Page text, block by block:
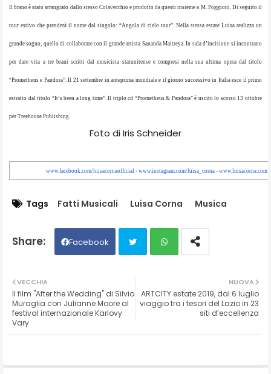
Foto di Iris Schneider
www.facebook.com/luisacornaofficial - www.instagram.com/luisa_corna - www.luisacorna.com
Tags Fatti Musicali Luisa Corna Musica
Facebook
ter ats
NUOVA
ARTCITY estate 2019, dal 6 luglio
viaggio tra i tesori del Lazio in 23
siti d’eccellenza
VECCHIA
Il film "After the Wedding" di Silvio
Muraglia con Julianne Moore al
festival internazionale Karlovy
Vary